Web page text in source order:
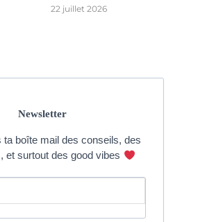
22 juillet 2026
Newsletter
ta boîte mail des conseils, des
et surtout des good vibes